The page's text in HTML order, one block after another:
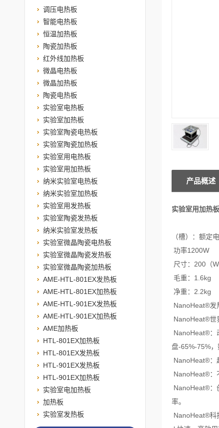
产品概述
实验室用加热板
（槽）：额定
功率1200W
尺寸：200（
毛重：1.6kg
净重：2.2kg
NanoHeat®发
NanoHeat®世
NanoHeat®：
盘-65%-75%
NanoHeat®：
NanoHeat®：
NanoHeat®：
率。
NanoHeat®科
调压电热板
智能电热板
恒温加热板
陶瓷加热板
红外线加热板
微晶电热板
微晶加热板
陶瓷电热板
实验室电热板
实验室加热板
实验室陶瓷电热板
实验室陶瓷加热板
实验室用电热板
实验室用加热板
纳米实验室电热板
纳米实验室加热板
实验室用发热板
实验室陶瓷发热板
纳米实验室发热板
实验室微晶陶瓷电热板
实验室微晶陶瓷发热板
实验室微晶陶瓷加热板
AME-HTL-801EX发热板
AME-HTL-801EX加热板
AME-HTL-901EX发热板
AME-HTL-901EX加热板
AME加热板
HTL-801EX加热板
HTL-801EX发热板
HTL-901EX发热板
HTL-901EX加热板
实验室电加热板
加热板
实验室发热板